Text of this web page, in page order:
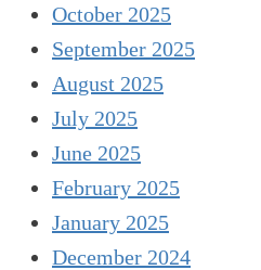
October 2025
September 2025
August 2025
July 2025
June 2025
February 2025
January 2025
December 2024